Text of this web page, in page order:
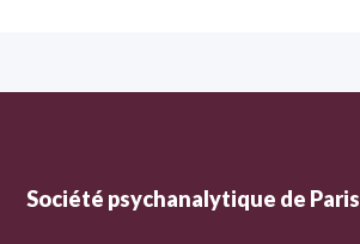
Société psychanalytique de Paris